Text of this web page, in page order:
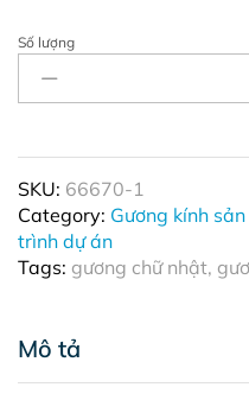
SL
Gương
Đèn
Cảm
ứng
hắt
ánh
sáng
trong
-
Phủ
men
Số lượng
SKU: 66670-1
Category: Gương kính
trình dự án
Tags: gương chữ nhật,
Mô tả